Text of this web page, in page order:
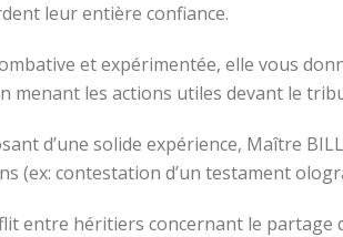
leur entière confiance.
et expérimentée, elle vous
menant les actions utiles devant le
d’une solide expérience, Maître
(ex: contestation d’un testament
entre héritiers concernant le partage